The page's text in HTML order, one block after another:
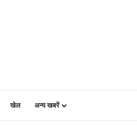
खेल अन्य खबरें
नैनो यूरिया बने किसानों के भरोसेमंद कृषि साथी…..